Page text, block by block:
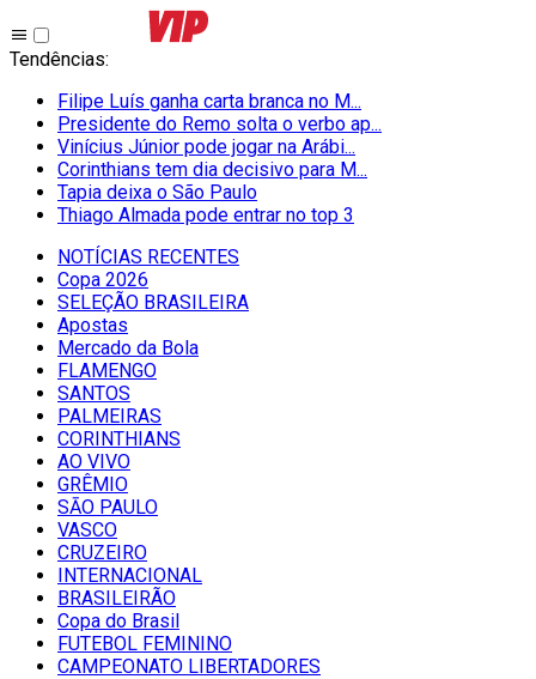
Tendências:
Filipe Luís ganha carta branca no M...
Presidente do Remo solta o verbo ap...
Vinícius Júnior pode jogar na Arábi...
Corinthians tem dia decisivo para M...
Tapia deixa o São Paulo
Thiago Almada pode entrar no top 3
NOTÍCIAS RECENTES
Copa 2026
SELEÇÃO BRASILEIRA
Apostas
Mercado da Bola
FLAMENGO
SANTOS
PALMEIRAS
CORINTHIANS
AO VIVO
GRÊMIO
SĀO PAULO
VASCO
CRUZEIRO
INTERNACIONAL
BRASILEIRÃO
Copa do Brasil
FUTEBOL FEMININO
CAMPEONATO LIBERTADORES